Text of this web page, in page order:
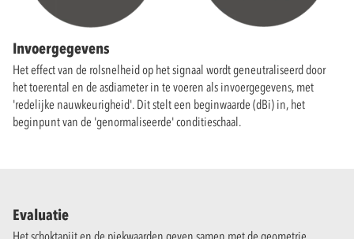
Invoergegevens
Het effect van de rolsnelheid op het signaal wordt geneutraliseerd door
het toerental en de asdiameter in te voeren als invoergegevens, met
'redelijke nauwkeurigheid'. Dit stelt een beginwaarde (dBi) in, het
beginpunt van de 'genormaliseerde' conditieschaal.
Evaluatie